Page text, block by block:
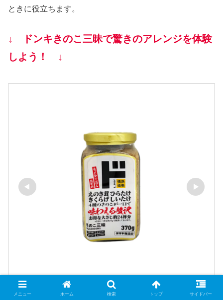
ときに役立ちます。
↓ ドンキきのこ三昧で驚きのアレンジを体験
しよう！ ↓
きのこ三昧 370g×1個 えのき ひらたけ きくら
メニュー ホーム 検索 トップ サイドバー